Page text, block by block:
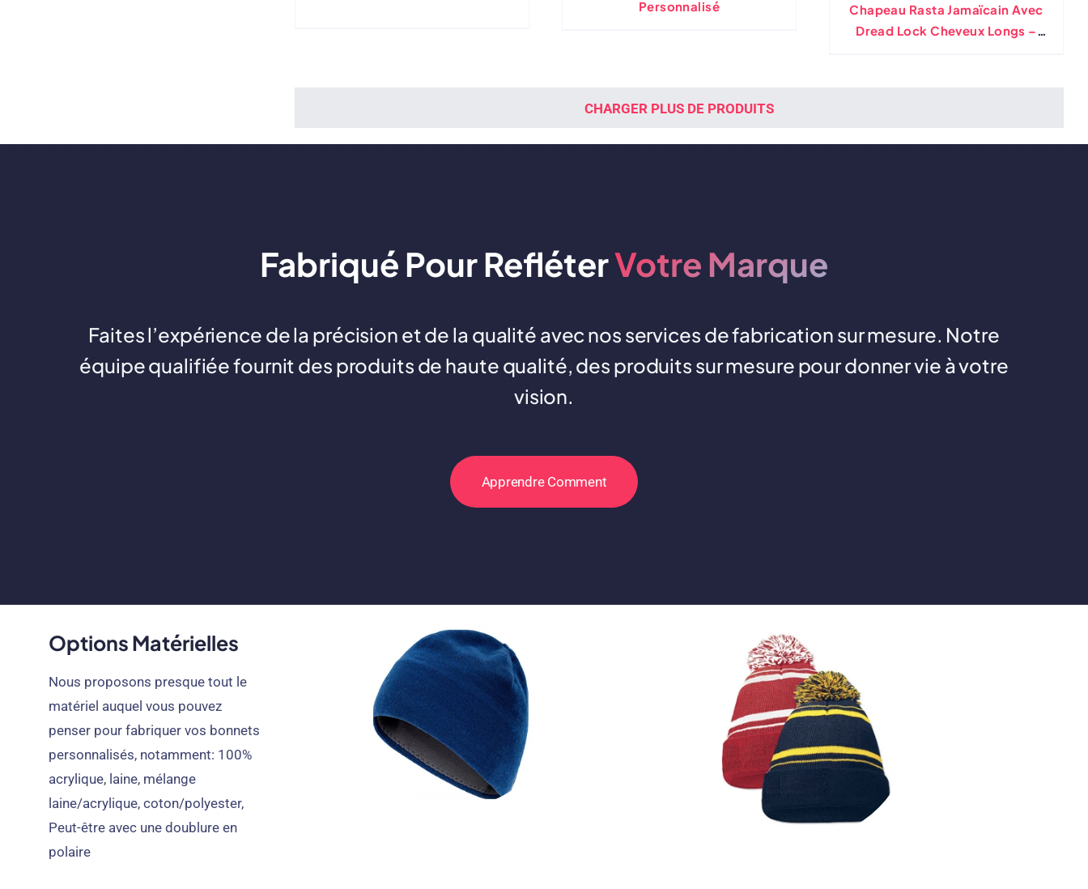
Personnalisé
Chapeau Rasta Jamaïcain Avec
Dread Lock Cheveux Longs –
CHARGER PLUS DE PRODUITS
Fabriqué Pour RefléterVotre Marque
Faites l’expérience de la précision et de la qualité avec nos services de fabrication sur mesure. Notre
équipe qualifiée fournit des produits de haute qualité, des produits sur mesure pour donner vie à votre
vision.
Apprendre Comment
Options Matérielles
Nous proposons presque tout le
matériel auquel vous pouvez
penser pour fabriquer vos bonnets
personnalisés, notamment: 100%
acrylique, laine, mélange
laine/acrylique, coton/polyester,
Peut-être avec une doublure en
polaire